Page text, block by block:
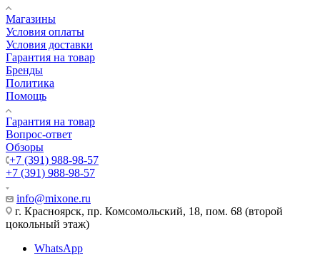
Магазины
Условия оплаты
Условия доставки
Гарантия на товар
Бренды
Политика
Помощь
Гарантия на товар
Вопрос-ответ
Обзоры
+7 (391) 988-98-57
+7 (391) 988-98-57
info@mixone.ru
г. Красноярск, пр. Комсомольский, 18, пом. 68 (второй
цокольный этаж)
WhatsApp